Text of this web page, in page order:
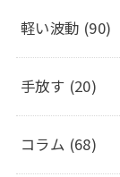
軽い波動 (90)
手放す (20)
コラム (68)